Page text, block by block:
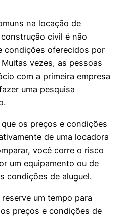
na locação de
civil é não
condições oferecidos por
vezes, as pessoas
com a primeira empresa
uma pesquisa
os preços e condições
de uma locadora
você corre o risco
um equipamento ou de
condições de aluguel.
um tempo para
preços e condições de